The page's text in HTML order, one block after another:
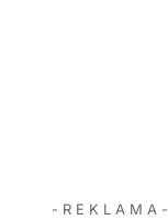
- R E K L A M A -